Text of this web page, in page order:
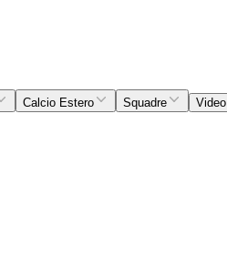
Calcio Estero Squadre Video